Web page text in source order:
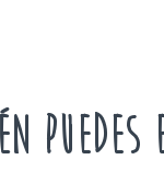
PUEDES